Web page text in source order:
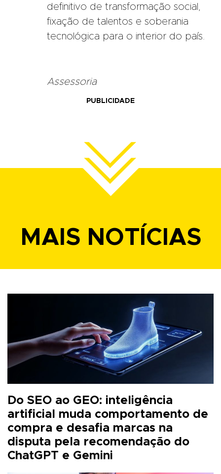
definitivo de transformação social,
fixação de talentos e soberania
tecnológica para o interior do país.
Assessoria
PUBLICIDADE
MAIS NOTÍCIAS
Do SEO ao GEO: inteligência
artificial muda comportamento de
compra e desafia marcas na
disputa pela recomendação do
ChatGPT e Gemini